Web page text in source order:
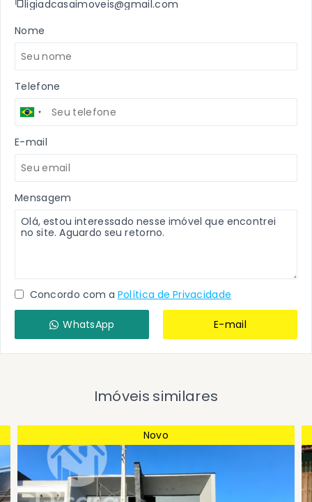
ligiadcasaimoveis@gmail.com
Nome
Telefone
E-mail
Mensagem
Concordo com a Política de Privacidade
WhatsApp E-mail
Imóveis similares
Novo